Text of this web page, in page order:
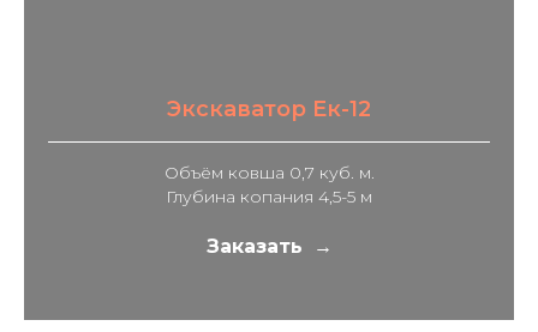
Экскаватор Ек-12
Объём ковша 0,7 куб. м.
Глубина копания 4,5-5 м
Заказать